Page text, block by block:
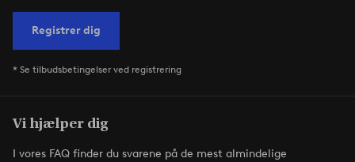
Registrer dig
* Se tilbudsbetingelser ved registrering
Vi hjælper dig
I vores FAQ finder du svarene på de mest almindelige